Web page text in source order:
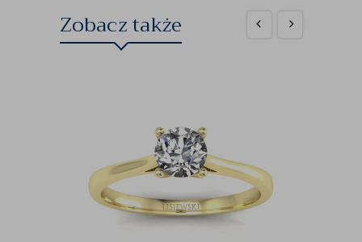
Zobacz także